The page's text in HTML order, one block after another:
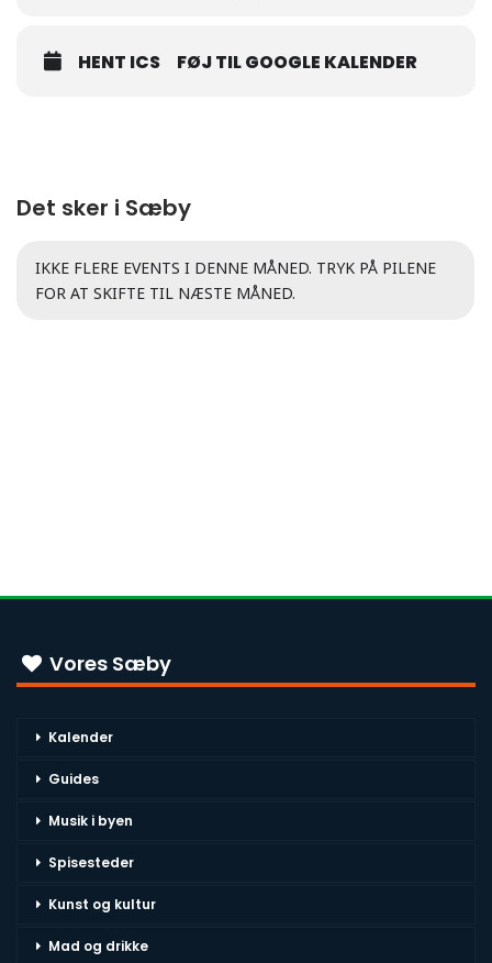
HENT ICS FØJ TIL GOOGLE KALENDER
Det sker i Sæby
IKKE FLERE EVENTS I DENNE MÅNED. TRYK PÅ PILENE
FOR AT SKIFTE TIL NÆSTE MÅNED.
Vores Sæby
Kalender
Guides
Musik i byen
Spisesteder
Kunst og kultur
Mad og drikke